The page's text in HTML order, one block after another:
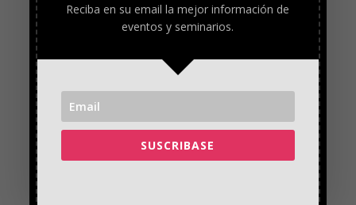
Reciba en su email la mejor información de
eventos y seminarios.
SUSCRIBASE